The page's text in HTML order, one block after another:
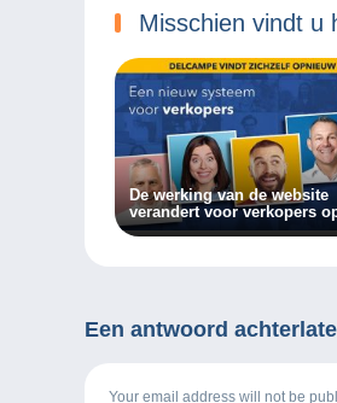
Misschien vindt u
De werking van de website
verandert voor verkopers
Delcampe!
Een antwoord
Your email address will not be